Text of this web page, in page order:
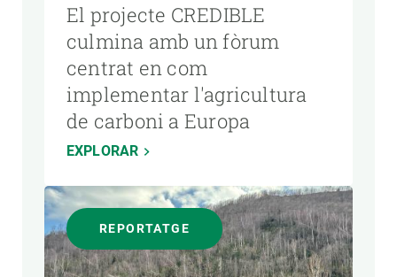
El projecte CREDIBLE
culmina amb un fòrum
centrat en com
implementar l'agricultura
de carboni a Europa
EXPLORAR
REPORTATGE